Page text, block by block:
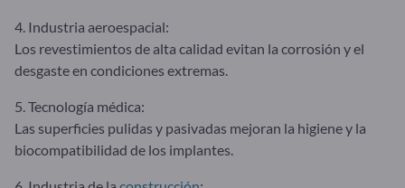
4. Industria aeroespacial:
Los revestimientos de alta calidad evitan la corrosión y el
desgaste en condiciones extremas.
5. Tecnología médica:
Las superficies pulidas y pasivadas mejoran la higiene y la
biocompatibilidad de los implantes.